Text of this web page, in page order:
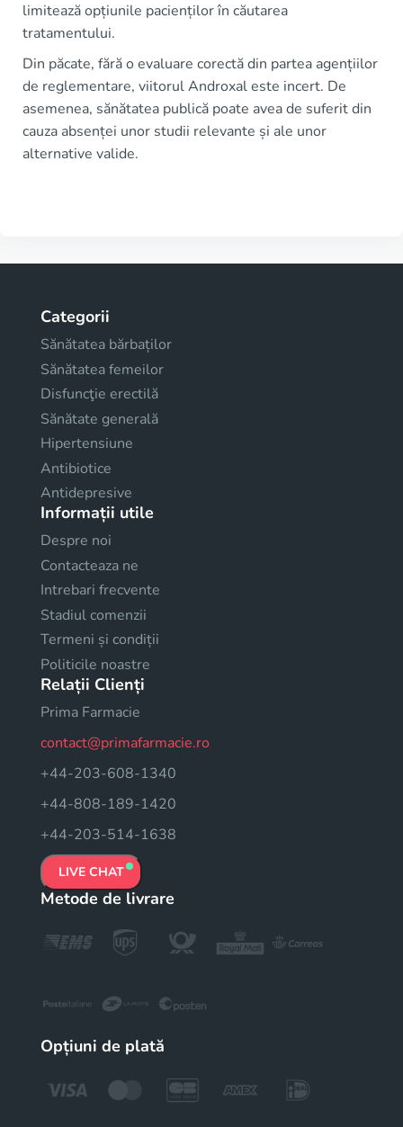
limitează opțiunile pacienților în căutarea
tratamentului.
Din păcate, fără o evaluare corectă din partea agențiilor
de reglementare, viitorul Androxal este incert. De
asemenea, sănătatea publică poate avea de suferit din
cauza absenței unor studii relevante și ale unor
alternative valide.
Categorii
Sănătatea bărbaților
Sănătatea femeilor
Disfuncţie erectilă
Sănătate generală
Hipertensiune
Antibiotice
Antidepresive
Informații utile
Despre noi
Contacteaza ne
Intrebari frecvente
Stadiul comenzii
Termeni și condiții
Politicile noastre
Relații Clienți
Prima Farmacie
contact@primafarmacie.ro
+44-203-608-1340
+44-808-189-1420
+44-203-514-1638
LIVE CHAT
Metode de livrare
Opțiuni de plată